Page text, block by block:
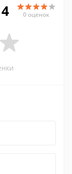
4 0 оценок